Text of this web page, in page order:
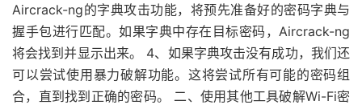
Aircrack-ng的字典攻击功能，将预先准备好的密码字典与
握手包进行匹配。如果字典中存在目标密码，Aircrack-ng
将会找到并显示出来。 4、如果字典攻击没有成功，我们还
可以尝试使用暴力破解功能。这将尝试所有可能的密码组
合，直到找到正确的密码。 二、使用其他工具破解Wi-Fi密